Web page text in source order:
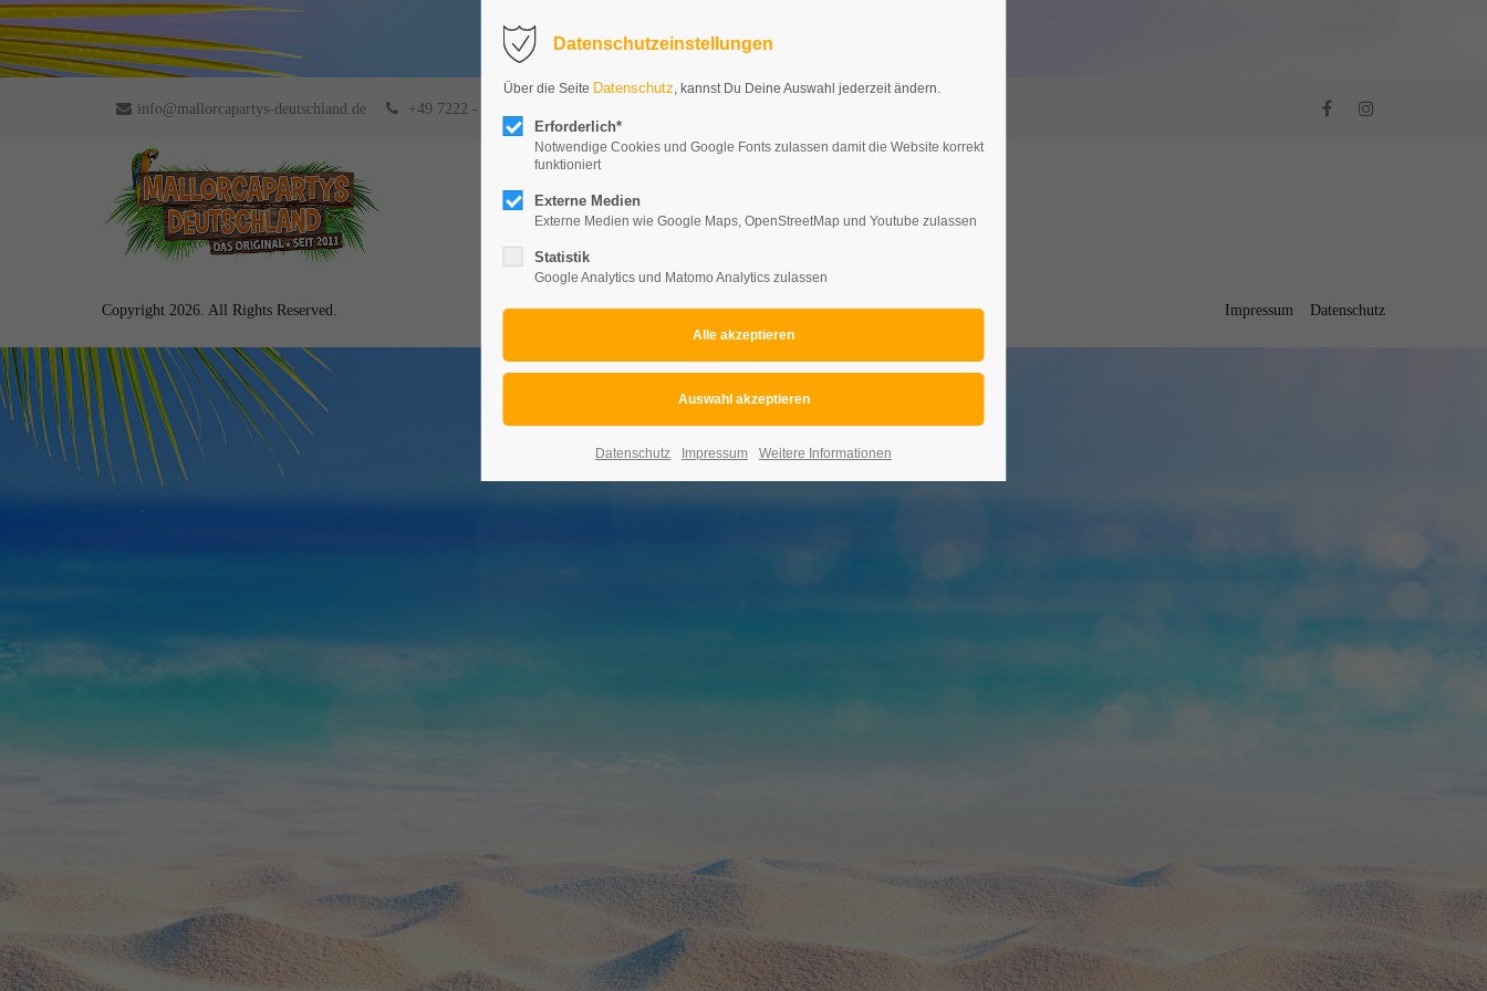
info@mallorcapartys-deutschland.de +49 7222 - 9688608
Copyright 2026. All Rights Reserved. Impressum Datenschutz
Datenschutzeinstellungen
Über die Seite Datenschutz, kannst Du Deine Auswahl jederzeit ändern.
Erforderlich*
Notwendige Cookies und Google Fonts zulassen damit die Website korrekt
funktioniert
Externe Medien
Externe Medien wie Google Maps, OpenStreetMap und Youtube zulassen
Statistik
Google Analytics und Matomo Analytics zulassen
Datenschutz Impressum Weitere Informationen